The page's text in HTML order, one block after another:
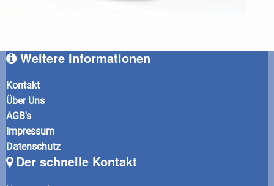
Weitere Informationen
Kontakt
Über Uns
AGB's
Impressum
Datenschutz
Der schnelle Kontakt